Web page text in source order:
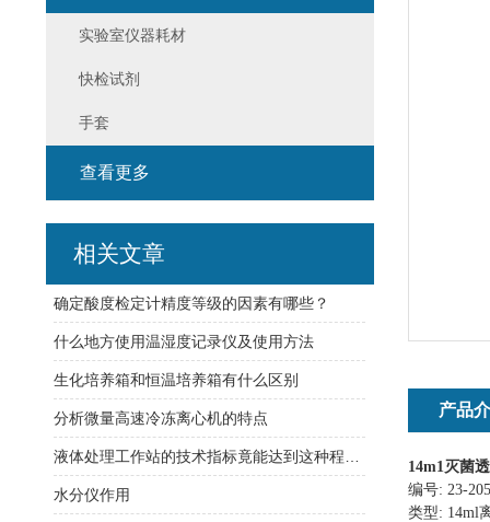
产品
14m1灭菌
编号: 23-
类型: 14ml
实验室仪器耗材
快检试剂
手套
查看更多
相关文章
确定酸度检定计精度等级的因素有哪些？
什么地方使用温湿度记录仪及使用方法
生化培养箱和恒温培养箱有什么区别
分析微量高速冷冻离心机的特点
水分仪作用